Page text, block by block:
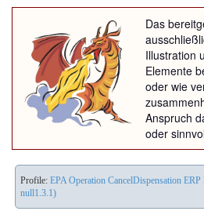
Das
Illustration
Elemente
oder wie
Anspruch
oder
Profile: EPA Operation CancelDispensation
null1.3.1)